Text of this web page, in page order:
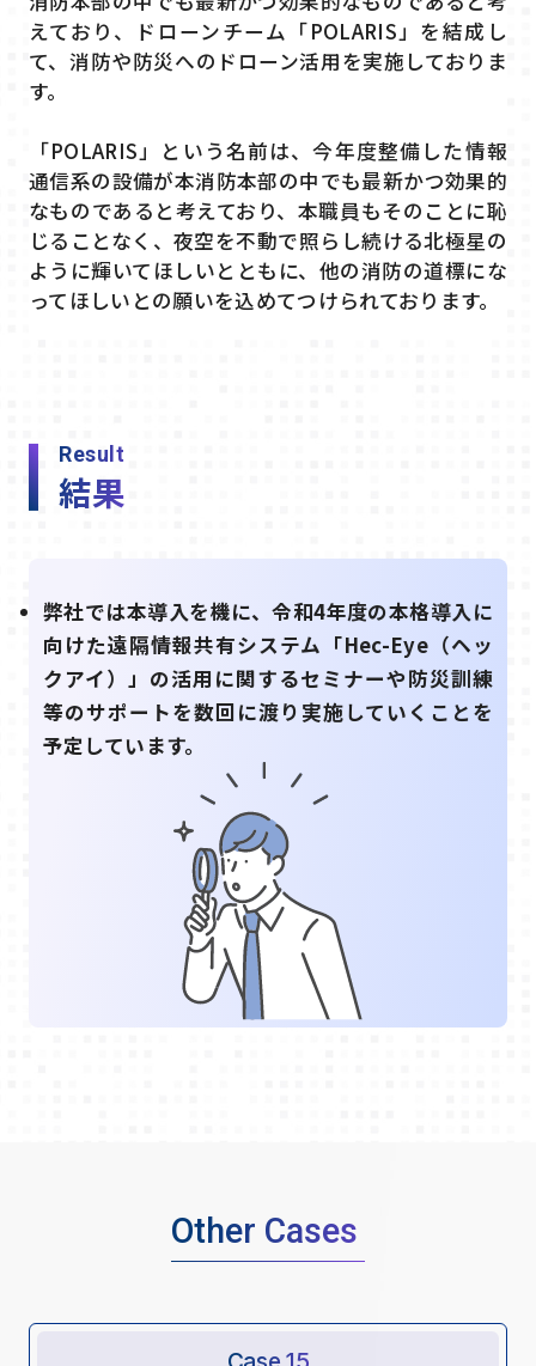
えており、ドローンチーム「POLARIS」を結成し
て、消防や防災へのドローン活用を実施しておりま
す。
「POLARIS」という名前は、今年度整備した情報
通信系の設備が本消防本部の中でも最新かつ効果的
なものであると考えており、本職員もそのことに恥
じることなく、夜空を不動で照らし続ける北極星の
ように輝いてほしいとともに、他の消防の道標にな
ってほしいとの願いを込めてつけられております。
Result
結果
弊社では本導入を機に、令和4年度の本格導入に
向けた遠隔情報共有システム「Hec-Eye（ヘッ
クアイ）」の活用に関するセミナーや防災訓練
等のサポートを数回に渡り実施していくことを
予定しています。
Other Cases